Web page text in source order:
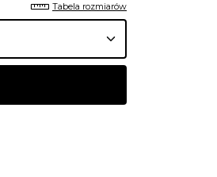
Tabela rozmiarów